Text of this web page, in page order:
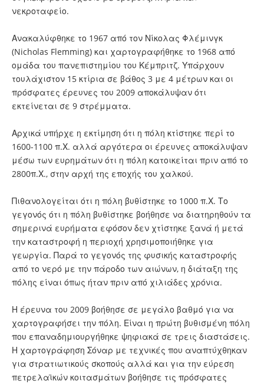
νεκροταφείο.
Ανακαλύφθηκε το 1967 από τον Νίκολας Φλέμινγκ
(Nicholas Flemming) και χαρτογραφήθηκε το 1968 από
ομάδα του πανεπιστημίου του Κέμπριτζ. Υπάρχουν
τουλάχιστον 15 κτίρια σε βάθος 3 με 4 μέτρων και οι
πρόσφατες έρευνες του 2009 αποκάλυψαν ότι
εκτείνεται σε 9 στρέμματα.
Αρχικά υπήρχε η εκτίμηση ότι η πόλη κτίστηκε περί το
1600-1100 π.Χ. αλλά αργότερα οι έρευνες αποκάλυψαν
μέσω των ευρημάτων ότι η πόλη κατοικείται πριν από το
2800π.Χ., στην αρχή της εποχής του χαλκού.
Πιθανολογείται ότι η πόλη βυθίστηκε το 1000 π.Χ. Το
γεγονός ότι η πόλη βυθίστηκε βοήθησε να διατηρηθούν τα
σημερινά ευρήματα εφόσον δεν χτίστηκε ξανά ή μετά
την καταστροφή η περιοχή χρησιμοποιήθηκε για
γεωργία. Παρά το γεγονός της φυσικής καταστροφής
από το νερό με την πάροδο των αιώνων, η διάταξη της
πόλης είναι όπως ήταν πριν από χιλιάδες χρόνια.
Η έρευνα του 2009 βοήθησε σε μεγάλο βαθμό για να
χαρτογραφήσει την πόλη. Είναι η πρώτη βυθισμένη πόλη
που επαναδημιουργήθηκε ψηφιακά σε τρεις διαστάσεις.
Η χαρτογράφηση Σόναρ με τεχνικές που αναπτύχθηκαν
για στρατιωτικούς σκοπούς αλλά και για την εύρεση
πετρελαϊκών κοιτασμάτων βοήθησε τις πρόσφατες